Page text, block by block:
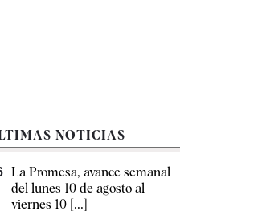
NOTICIAS
La Promesa, avance semanal
del lunes 10 de agosto al
viernes 10 [...]